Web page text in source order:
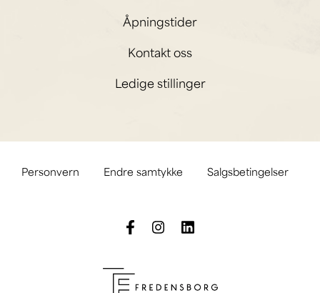
Åpningstider
Kontakt oss
Ledige stillinger
Personvern Endre samtykke Salgsbetingelser